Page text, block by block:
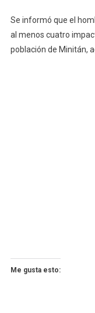
Se informó que el
al menos cuatro
población de Minitán,
Me gusta esto: